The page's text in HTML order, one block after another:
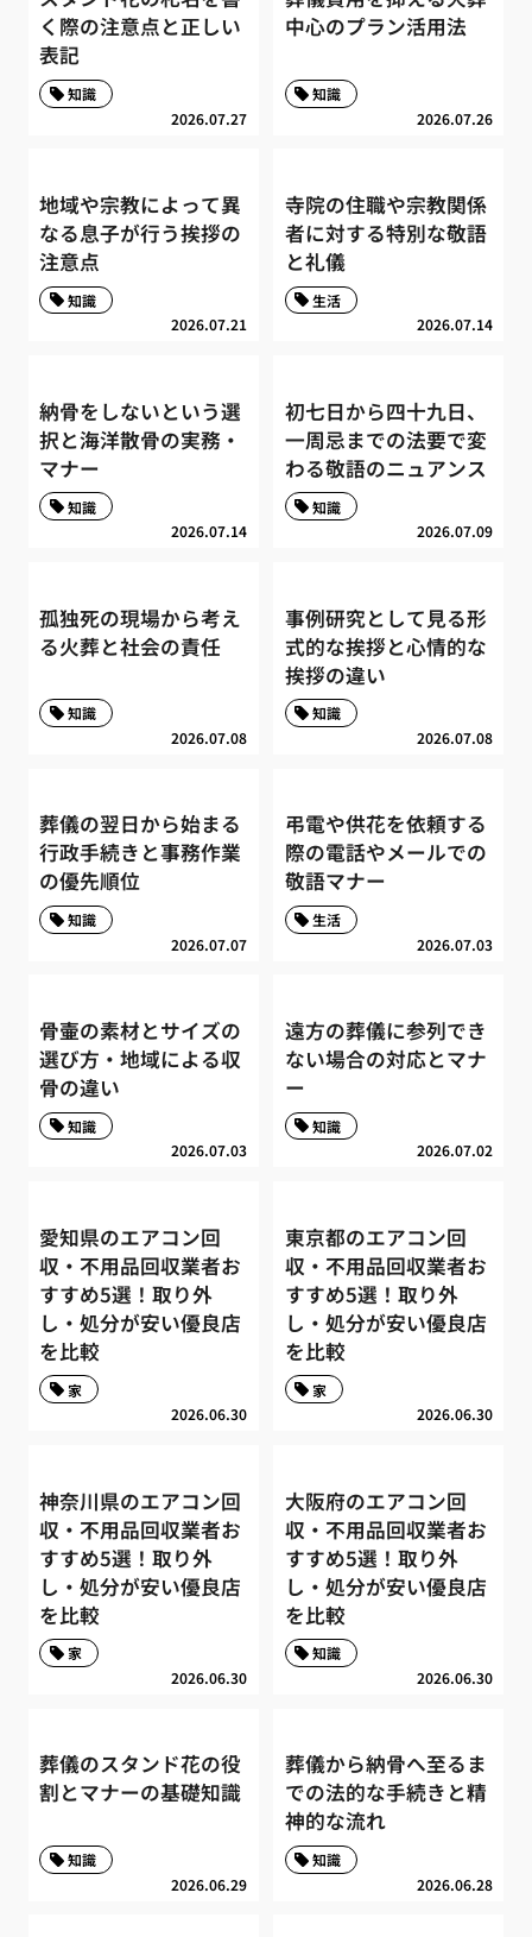
く際の注意点と正しい
表記
2026.07.27
知識
中心のプラン活用法
2026.07.26
知識
地域や宗教によって異
なる息子が行う挨拶の
注意点
2026.07.21
知識
寺院の住職や宗教関係
者に対する特別な敬語
と礼儀
2026.07.14
生活
納骨をしないという選
択と海洋散骨の実務・
マナー
2026.07.14
知識
初七日から四十九日、
一周忌までの法要で変
わる敬語のニュアンス
2026.07.09
知識
孤独死の現場から考え
る火葬と社会の責任
2026.07.08
知識
事例研究として見る形
式的な挨拶と心情的な
挨拶の違い
2026.07.08
知識
葬儀の翌日から始まる
行政手続きと事務作業
の優先順位
2026.07.07
知識
弔電や供花を依頼する
際の電話やメールでの
敬語マナー
2026.07.03
生活
骨壷の素材とサイズの
選び方・地域による収
骨の違い
2026.07.03
知識
遠方の葬儀に参列でき
ない場合の対応とマナ
ー
2026.07.02
知識
愛知県のエアコン回
収・不用品回収業者お
すすめ5選！取り外
し・処分が安い優良店
を比較
2026.06.30
家
東京都のエアコン回
収・不用品回収業者お
すすめ5選！取り外
し・処分が安い優良店
を比較
2026.06.30
家
神奈川県のエアコン回
収・不用品回収業者お
すすめ5選！取り外
し・処分が安い優良店
を比較
2026.06.30
家
大阪府のエアコン回
収・不用品回収業者お
すすめ5選！取り外
し・処分が安い優良店
を比較
2026.06.30
知識
葬儀のスタンド花の役
割とマナーの基礎知識
2026.06.29
知識
葬儀から納骨へ至るま
での法的な手続きと精
神的な流れ
2026.06.28
知識